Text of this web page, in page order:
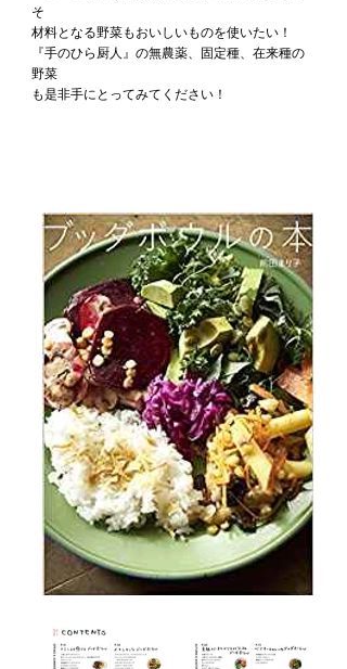
そ
材料となる野菜もおいしいものを使いたい！
『手のひら厨人』の無農薬、固定種、在来種の
野菜
も是非手にとってみてください！